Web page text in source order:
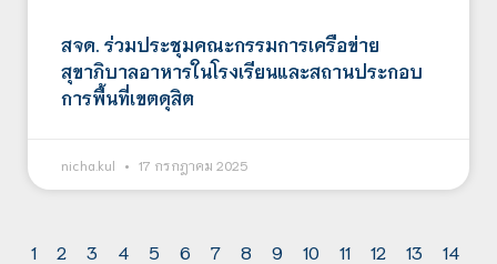
สจด. ร่วมประชุมคณะกรรมการเครือข่าย
สุขาภิบาลอาหารในโรงเรียนและสถานประกอบ
การพื้นที่เขตดุสิต
nicha.kul 17 กรกฎาคม 2025
1 2 3 4 5 6 7 8 9 10 11 12 13
14